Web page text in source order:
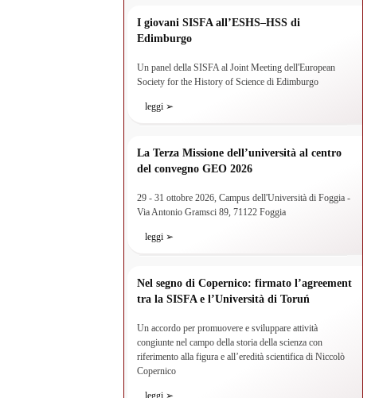
I giovani SISFA all’ESHS–HSS di
Edimburgo
Un panel della SISFA al Joint Meeting dell'European
Society for the History of Science di Edimburgo
leggi ➢
La Terza Missione dell’università al centro
del convegno GEO 2026
29 - 31 ottobre 2026, Campus dell'Università di Foggia -
Via Antonio Gramsci 89, 71122 Foggia
leggi ➢
Nel segno di Copernico: firmato l’agreement
tra la SISFA e l’Università di Toruń
Un accordo per promuovere e sviluppare attività
congiunte nel campo della storia della scienza con
riferimento alla figura e all’eredità scientifica di Niccolò
Copernico
leggi ➢